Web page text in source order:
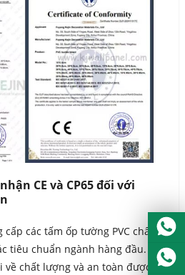
CE và CP65 đối với
các tấm ốp tường PVC chất
tiêu chuẩn ngành hàng đầu.
về chất lượng và an toàn được
Uzbek
Spanish
Italian
German
French
Myanmar